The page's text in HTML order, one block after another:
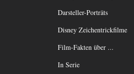
Darsteller-Porträts
Disney Zeichentrickfilme
Film-Fakten über ...
In Serie